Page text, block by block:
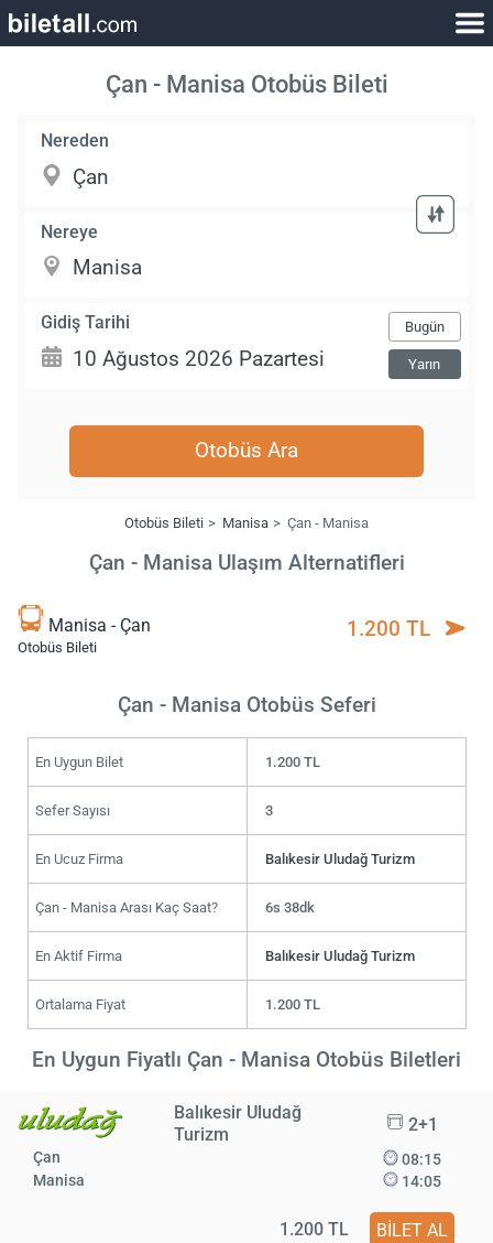
Çan - Manisa Otobüs Bileti
Nereden
Nereye
Gidiş Tarihi Bugün
Yarın
Otobüs Ara
Otobüs Bileti Manisa Çan - Manisa
Çan - Manisa Ulaşım Alternatifleri
Manisa - Çan
Otobüs Bileti
1.200 TL
Çan - Manisa Otobüs Seferi
En Uygun Bilet 1.200 TL
Sefer Sayısı 3
En Ucuz Firma Balıkesir Uludağ Turizm
Çan - Manisa Arası Kaç Saat? 6s 38dk
En Aktif Firma Balıkesir Uludağ Turizm
Ortalama Fiyat 1.200 TL
En Uygun Fiyatlı Çan - Manisa Otobüs Biletleri
Balıkesir Uludağ
Turizm
2+1
Çan
Manisa
08:15
14:05
1.200 TL BİLET AL